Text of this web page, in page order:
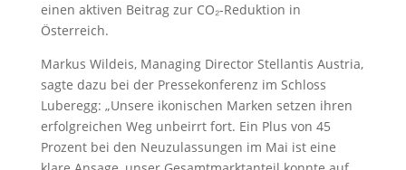
einen aktiven Beitrag zur CO₂-Reduktion in
Österreich.
Markus Wildeis, Managing Director Stellantis Austria,
sagte dazu bei der Pressekonferenz im Schloss
Luberegg: „Unsere ikonischen Marken setzen ihren
erfolgreichen Weg unbeirrt fort. Ein Plus von 45
Prozent bei den Neuzulassungen im Mai ist eine